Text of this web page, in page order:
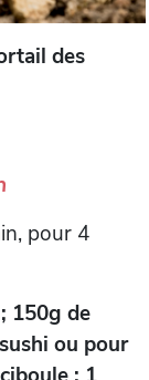
des
pour 4
150g de
ou pour